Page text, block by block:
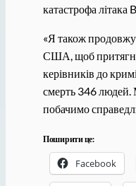
катастрофа
«Я також
США, щоб
керівників до
смерть 346 людей.
побачимо
Поширити це:
Facebook